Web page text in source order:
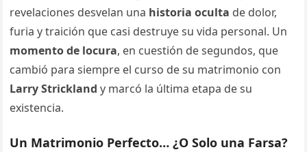
revelaciones desvelan una historia oculta de dolor,
furia y traición que casi destruye su vida personal. Un
momento de locura, en cuestión de segundos, que
cambió para siempre el curso de su matrimonio con
Larry Strickland y marcó la última etapa de su
existencia.
Un Matrimonio Perfecto… ¿O Solo una Farsa?